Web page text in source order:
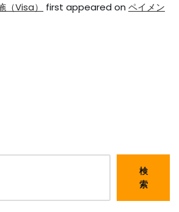
（Visa）
first appeared on ペイメン
検
索